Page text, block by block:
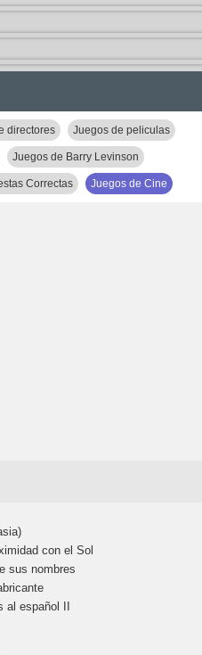
directores Juegos de peliculas
Juegos de Barry Levinson
Correctas Juegos de Cine
con el Sol
sus nombres
español II